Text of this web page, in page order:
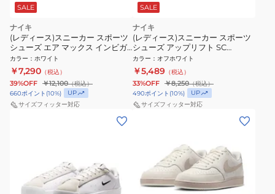
SALE
ナイキ
(レディース)スニーカー スポーツ
シューズ エア マックス インビガ
ー ホワイト 749866-101 スポーツ
カジュアル シューズ
カラー ： ホワイト
￥7,290 （税込）
39%OFF ￥12,100（税込）
660ポイント (10%)
UP
サイズフィッター対応
SALE
ナイキ
(レディース)スニーカー スポーツ
シューズ アップリフト SC
IB2766-002
カラー ： オフホワイト
￥5,489 （税込）
33%OFF ￥8,250（税込）
490ポイント (10%)
UP
サイズフィッター対応